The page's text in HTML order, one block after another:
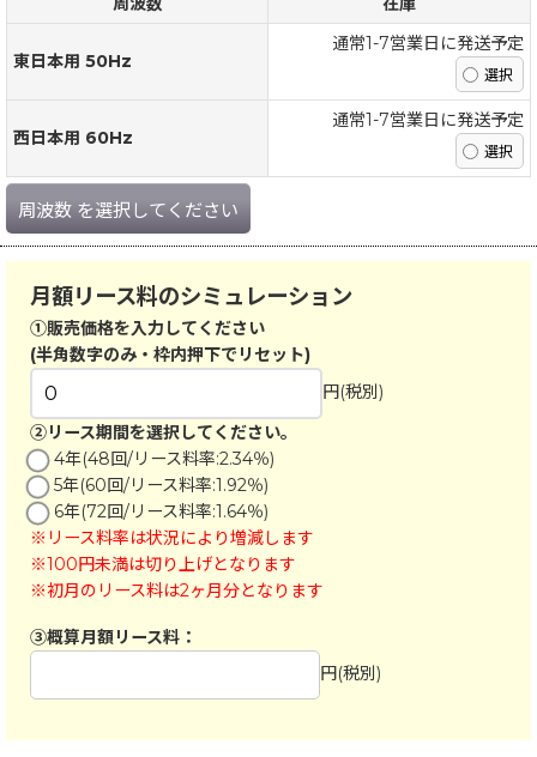
東日本用 50Hz
通常1-7営業日に発送予定
西日本用 60Hz
通常1-7営業日に発送予定
周波数 を選択してください